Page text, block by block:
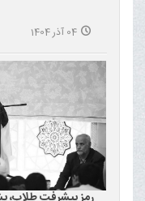
04 آذر 1404